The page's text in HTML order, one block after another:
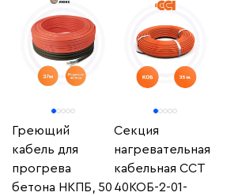
Греющий
кабель для
прогрева
бетона НКПБ, 50
Секция
нагревательная
кабельная ССТ
40КОБ-2-01-